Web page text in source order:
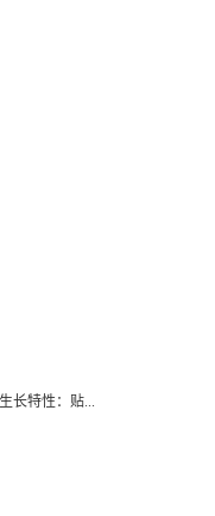
长特性：贴...